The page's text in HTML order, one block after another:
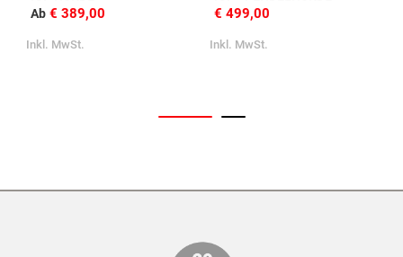
Ab € 389,00
Inkl. MwSt.
€ 499,00
Inkl. MwSt.